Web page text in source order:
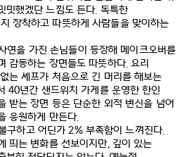
밋했겠단 느낌도 든다. 독특한
장착하고 따뜻하게 사람들을 맞이하는
연을 가진 손님들이 등장해 메이크오버를
감동하는 장면들도 따뜻하다.요리
는 셰프가 처음으로 긴 머리를 해보는
40년간 샌드위치 가게를 운영한 한인
받는 장면 등은 단순한 외적 변신을 넘어
응원하게 만든다.
구하고 어딘가2% 부족함이 느껴진다.
띄는 변화를 선보이지만, 깊이 있는